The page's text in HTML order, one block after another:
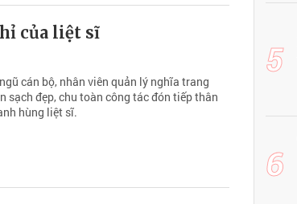
của liệt sĩ
cán bộ, nhân viên quản lý nghĩa trang
sạch đẹp, chu toàn công tác đón tiếp thân
hùng liệt sĩ.
5
6